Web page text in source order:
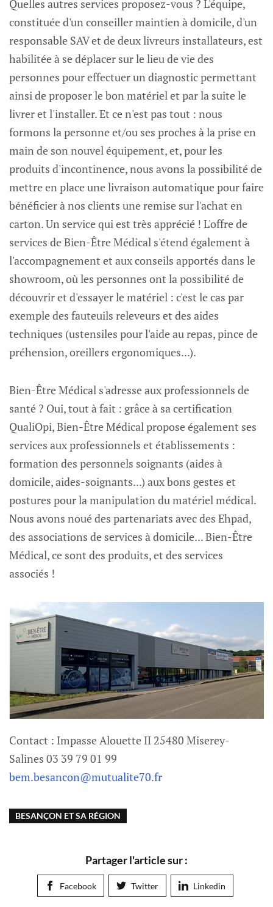
Quelles autres services proposez-vous ? L'équipe,
constituée d'un conseiller maintien à domicile, d'un
responsable SAV et de deux livreurs installateurs, est
habilitée à se déplacer sur le lieu de vie des
personnes pour effectuer un diagnostic permettant
ainsi de proposer le bon matériel et par la suite le
livrer et l'installer. Et ce n'est pas tout : nous
formons la personne et/ou ses proches à la prise en
main de son nouvel équipement, et, pour les
produits d'incontinence, nous avons la possibilité de
mettre en place une livraison automatique pour faire
bénéficier à nos clients une remise sur l'achat en
carton. Un service qui est très apprécié ! L'offre de
services de Bien-Être Médical s'étend également à
l'accompagnement et aux conseils apportés dans le
showroom, où les personnes ont la possibilité de
découvrir et d'essayer le matériel : c'est le cas par
exemple des fauteuils releveurs et des aides
techniques (ustensiles pour l'aide au repas, pince de
préhension, oreillers ergonomiques...).
Bien-Être Médical s'adresse aux professionnels de
santé ? Oui, tout à fait : grâce à sa certification
QualiOpi, Bien-Être Médical propose également ses
services aux professionnels et établissements :
formation des personnels soignants (aides à
domicile, aides-soignants...) aux bons gestes et
postures pour la manipulation du matériel médical.
Nous avons noué des partenariats avec des Ehpad,
des associations de services à domicile... Bien-Être
Médical, ce sont des produits, et des services
associés !
Contact : Impasse Alouette II 25480 Miserey-
Salines 03 39 79 01 99
bem.besancon@mutualite70.fr
BESANÇON ET SA RÉGION
Partager l'article sur :
Facebook Twitter Linkedin